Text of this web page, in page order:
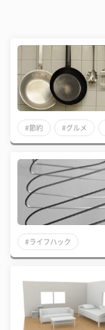
#節約 #グルメ
#ライフハック